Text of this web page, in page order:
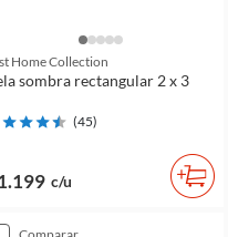
Home Collection
sombra rectangular 2 x 3
(45)
c/u